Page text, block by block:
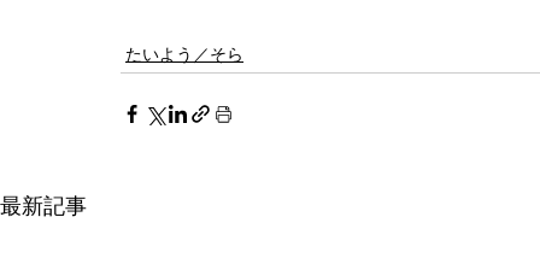
たいよう／そら
最新記事